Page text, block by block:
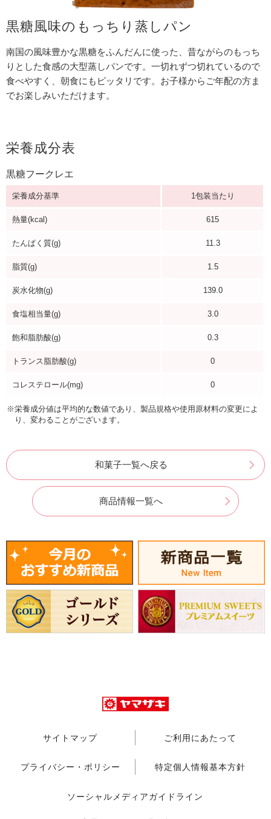
黒糖風味のもっちり蒸しパン
南国の風味豊かな黒糖をふんだんに使った、昔ながらのもっち
りとした食感の大型蒸しパンです。一切れずつ切れているので
食べやすく、朝食にもピッタリです。お子様からご年配の方ま
でお楽しみいただけます。
栄養成分表
黒糖フークレエ
栄養成分基準 1包装当たり
熱量(kcal) 615
たんぱく質(g) 11.3
脂質(g) 1.5
炭水化物(g) 139.0
食塩相当量(g) 3.0
飽和脂肪酸(g) 0.3
トランス脂肪酸(g) 0
コレステロール(mg) 0
※栄養成分値は平均的な数値であり、製品規格や使用原材料の変更によ
り、変わることがございます。
和菓子一覧へ戻る
商品情報一覧へ
サイトマップ ご利用にあたって
プライバシー・ポリシー 特定個人情報基本方針
ソーシャルメディアガイドライン